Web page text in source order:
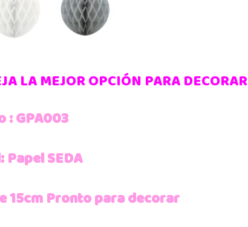
LA MEJOR OPCIÓN PARA DECORAR
: GPA003
SEDA
15cm Pronto para decorar